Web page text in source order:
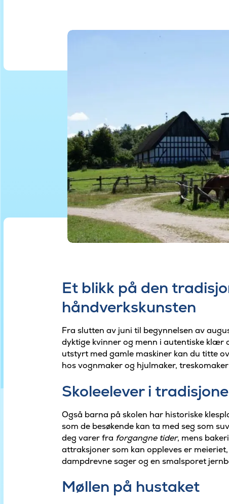
Et blikk på den
håndverkskunsten
Fra slutten av juni til begynnelsen av
dyktige kvinner og menn i autentiske klær
utstyrt med gamle maskiner kan du titte
hos vognmaker og hjulmaker,
Skoleelever i
Også barna på skolen har historiske
som de besøkende kan ta med seg som
deg varer fra forgangne tider, mens
attraksjoner som kan oppleves er
dampdrevne sager og en smalsporet
Møllen på hustaket